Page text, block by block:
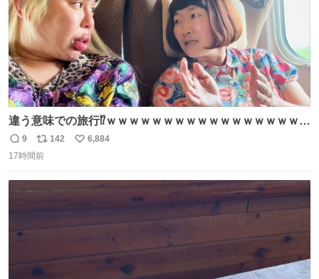
違う意味での旅行⁉️ｗｗｗｗｗｗｗｗｗｗｗｗｗｗｗｗｗｗ
ｗ
返
信
9
リ
ポ
142
い
6,884
17時間前